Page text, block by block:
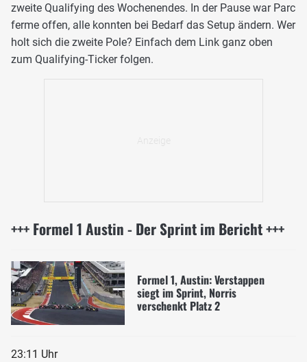
zweite Qualifying des Wochenendes. In der Pause war Parc
ferme offen, alle konnten bei Bedarf das Setup ändern. Wer
holt sich die zweite Pole? Einfach dem Link ganz oben
zum Qualifying-Ticker folgen.
+++ Formel 1 Austin - Der Sprint im Bericht +++
Formel 1, Austin: Verstappen
siegt im Sprint, Norris
verschenkt Platz 2
23:11 Uhr